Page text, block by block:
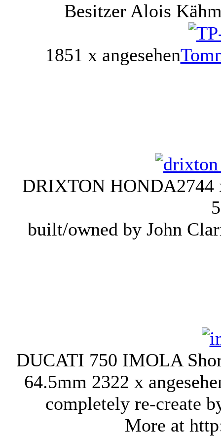
Besitzer Alois
1851 x angesehen
DRIXTON HONDA2744
built/owned by John
DUCATI 750 IMOLA
64.5mm 2322 x
completely re-create
More at